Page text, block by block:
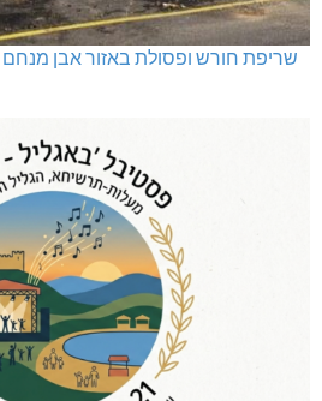
שריפת חורש ופסולת באזור אבן מנחם